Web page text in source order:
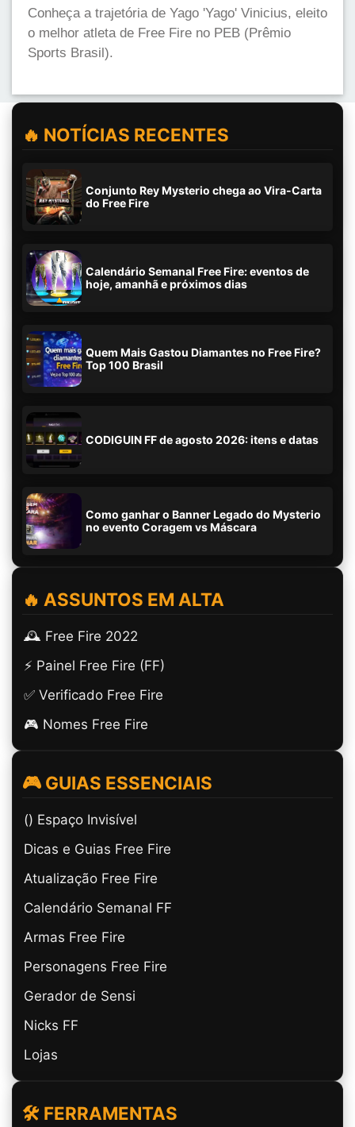
Conheça a trajetória de Yago 'Yago' Vinicius, eleito
o melhor atleta de Free Fire no PEB (Prêmio
Sports Brasil).
🔥 NOTÍCIAS RECENTES
Conjunto Rey Mysterio chega ao Vira-Carta
do Free Fire
Calendário Semanal Free Fire: eventos de
hoje, amanhã e próximos dias
Quem Mais Gastou Diamantes no Free Fire?
Top 100 Brasil
CODIGUIN FF de agosto 2026: itens e datas
Como ganhar o Banner Legado do Mysterio
no evento Coragem vs Máscara
🔥 ASSUNTOS EM ALTA
🕰️ Free Fire 2022
⚡ Painel Free Fire (FF)
✅ Verificado Free Fire
🎮 Nomes Free Fire
🎮 GUIAS ESSENCIAIS
(ㅤ) Espaço Invisível
Dicas e Guias Free Fire
Atualização Free Fire
Calendário Semanal FF
Armas Free Fire
Personagens Free Fire
Gerador de Sensi
Nicks FF
Lojas
🛠️ FERRAMENTAS